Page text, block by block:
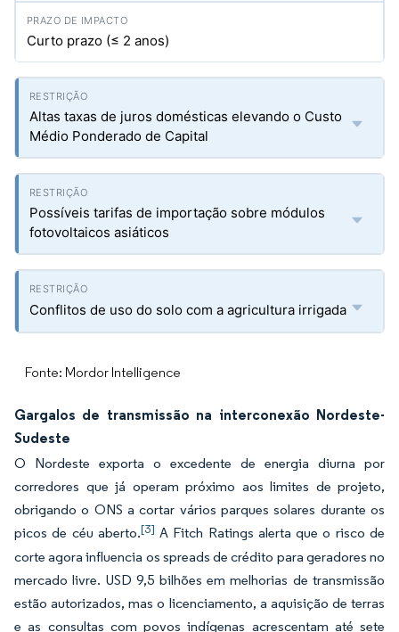
Curto prazo (≤ 2 anos)
Altas taxas de juros domésticas elevando o Custo
Médio Ponderado de Capital
Possíveis tarifas de importação sobre módulos
fotovoltaicos asiáticos
Conflitos de uso do solo com a agricultura irrigada
Fonte: Mordor Intelligence
Gargalos de transmissão na interconexão Nordeste-
Sudeste
O Nordeste exporta o excedente de energia diurna por
corredores que já operam próximo aos limites de projeto,
obrigando o ONS a cortar vários parques solares durante os
picos de céu aberto.[3] A Fitch Ratings alerta que o risco de
corte agora influencia os spreads de crédito para geradores no
mercado livre. USD 9,5 bilhões em melhorias de transmissão
estão autorizados, mas o licenciamento, a aquisição de terras
e as consultas com povos indígenas acrescentam até sete